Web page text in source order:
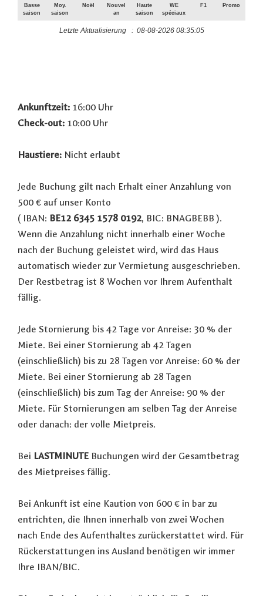
Basse
saison
Moy.
saison
Noël
Nouvel
an
Haute
saison
WE
spéciaux
F1 Promo
Letzte Aktualisierung : 08-08-2026 08:35:05
Ankunftzeit: 16:00 Uhr
Check-out: 10:00 Uhr
Haustiere: Nicht erlaubt
Jede Buchung gilt nach Erhalt einer Anzahlung von
500 € auf unser Konto
( IBAN: BE12 6345 1578 0192, BIC: BNAGBEBB ).
Wenn die Anzahlung nicht innerhalb einer Woche
nach der Buchung geleistet wird, wird das Haus
automatisch wieder zur Vermietung ausgeschrieben.
Der Restbetrag ist 8 Wochen vor Ihrem Aufenthalt
fällig.
Jede Stornierung bis 42 Tage vor Anreise: 30 % der
Miete. Bei einer Stornierung ab 42 Tagen
(einschließlich) bis zu 28 Tagen vor Anreise: 60 % der
Miete. Bei einer Stornierung ab 28 Tagen
(einschließlich) bis zum Tag der Anreise: 90 % der
Miete. Für Stornierungen am selben Tag der Anreise
oder danach: der volle Mietpreis.
Bei LASTMINUTE Buchungen wird der Gesamtbetrag
des Mietpreises fällig.
Bei Ankunft ist eine Kaution von 600 € in bar zu
entrichten, die Ihnen innerhalb von zwei Wochen
nach Ende des Aufenthaltes zurückerstattet wird. Für
Rückerstattungen ins Ausland benötigen wir immer
Ihre IBAN/BIC.